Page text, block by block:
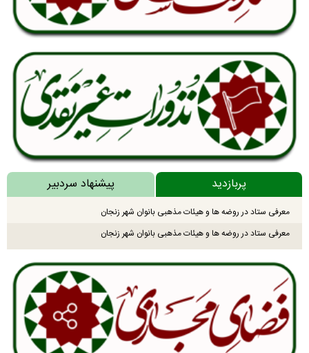
پربازدید پیشنهاد سردبیر
معرفی ستاد در روضه ها و هیئات مذهبی بانوان شهر زنجان
معرفی ستاد در روضه ها و هیئات مذهبی بانوان شهر زنجان